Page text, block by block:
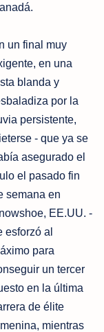
un final muy
en una
blanda y
por la
persistente,
- que ya se
asegurado el
el pasado fin
semana en
EE.UU. -
esforzó al
para
un tercer
en la última
de élite
mientras